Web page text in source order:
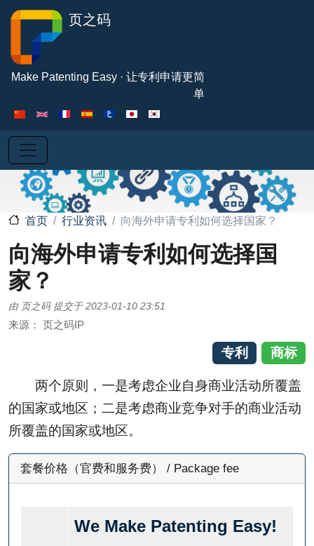
页之码
Make Patenting Easy · 让专利申请更简
单
首页 行业资讯 向海外申请专利如何选择国家？
向海外申请专利如何选择国
家？
由 页之码 提交于 2023-01-10 23:51
来源： 页之码IP
专利 商标
两个原则，一是考虑企业自身商业活动所覆盖
的国家或地区；二是考虑商业竞争对手的商业活动
所覆盖的国家或地区。
套餐价格（官费和服务费） / Package fee
We Make Patenting Easy!